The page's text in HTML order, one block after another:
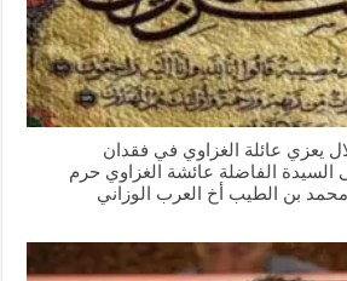
يعزي عائلة الغزاوي في فقدان
السيدة الفاضلة عائشة الغزاوي حرم
بن الطيب أخ العرب الوزاني